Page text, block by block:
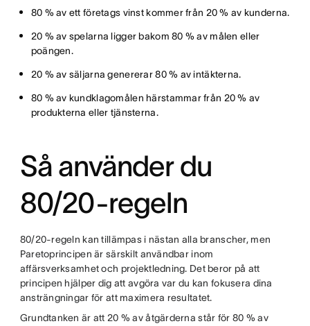
80 % av ett företags vinst kommer från 20 % av kunderna.
20 % av spelarna ligger bakom 80 % av målen eller
poängen.
20 % av säljarna genererar 80 % av intäkterna.
80 % av kundklagomålen härstammar från 20 % av
produkterna eller tjänsterna.
Så använder du
80/20-regeln
80/20-regeln kan tillämpas i nästan alla branscher, men
Paretoprincipen är särskilt användbar inom
affärsverksamhet och projektledning. Det beror på att
principen hjälper dig att avgöra var du kan fokusera dina
ansträngningar för att maximera resultatet.
Grundtanken är att 20 % av åtgärderna står för 80 % av